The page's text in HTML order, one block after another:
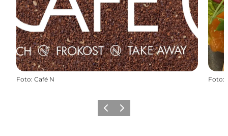
Foto: Café N Foto:
Vorige Volgende